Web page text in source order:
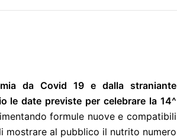
da Covid 19 e dalla straniante
le date previste per celebrare la 14^
formule nuove e compatibili
mostrare al pubblico il nutrito numero